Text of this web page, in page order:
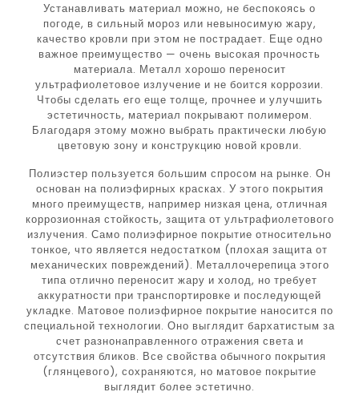
Устанавливать материал можно, не беспокоясь о
погоде, в сильный мороз или невыносимую жару,
качество кровли при этом не пострадает. Еще одно
важное преимущество — очень высокая прочность
материала. Металл хорошо переносит
ультрафиолетовое излучение и не боится коррозии.
Чтобы сделать его еще толще, прочнее и улучшить
эстетичность, материал покрывают полимером.
Благодаря этому можно выбрать практически любую
цветовую зону и конструкцию новой кровли.
Полиэстер пользуется большим спросом на рынке. Он
основан на полиэфирных красках. У этого покрытия
много преимуществ, например низкая цена, отличная
коррозионная стойкость, защита от ультрафиолетового
излучения. Само полиэфирное покрытие относительно
тонкое, что является недостатком (плохая защита от
механических повреждений). Металлочерепица этого
типа отлично переносит жару и холод, но требует
аккуратности при транспортировке и последующей
укладке. Матовое полиэфирное покрытие наносится по
специальной технологии. Оно выглядит бархатистым за
счет разнонаправленного отражения света и
отсутствия бликов. Все свойства обычного покрытия
(глянцевого), сохраняются, но матовое покрытие
выглядит более эстетично.